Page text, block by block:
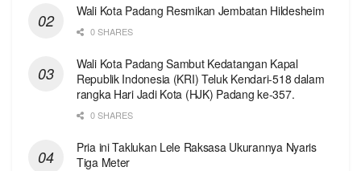
Wali Kota Padang Resmikan Jembatan Hildesheim
0 SHARES
Wali Kota Padang Sambut Kedatangan Kapal
Republik Indonesia (KRI) Teluk Kendari-518 dalam
rangka Hari Jadi Kota (HJK) Padang ke-357.
0 SHARES
Pria ini Taklukan Lele Raksasa Ukurannya Nyaris
Tiga Meter